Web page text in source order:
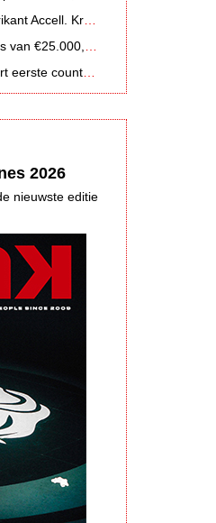
Voormalig MOJO-directeur start eerste country radiozender van Nederland
2026
nieuwste editie